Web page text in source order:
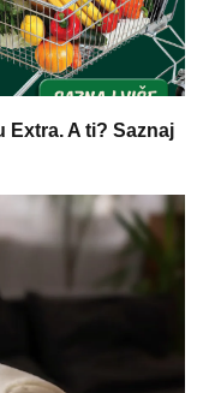
Extra. A ti? Saznaj